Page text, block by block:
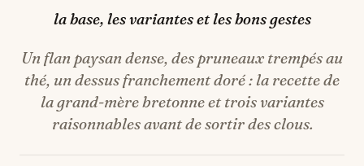
la base, les variantes et les bons gestes
Un flan paysan dense, des pruneaux trempés au
thé, un dessus franchement doré : la recette de
la grand-mère bretonne et trois variantes
raisonnables avant de sortir des clous.